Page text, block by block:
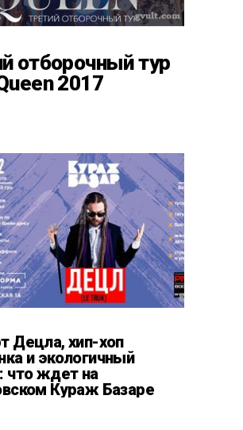
отборочный тур
2017
Децла, хип-хоп
и экологичный
что ждет на
Кураж Базаре